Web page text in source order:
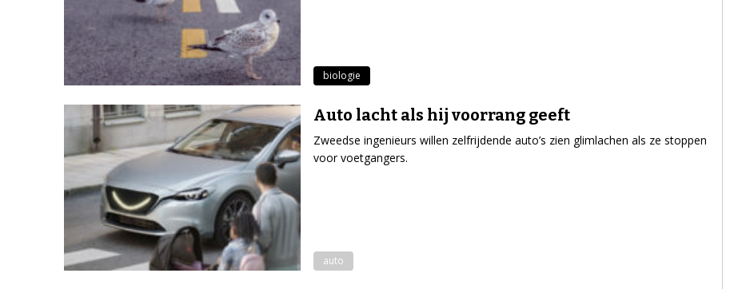
biologie
Auto lacht als hij voorrang geeft
Zweedse ingenieurs willen zelfrijdende auto’s zien glimlachen als ze stoppen
voor voetgangers.
auto